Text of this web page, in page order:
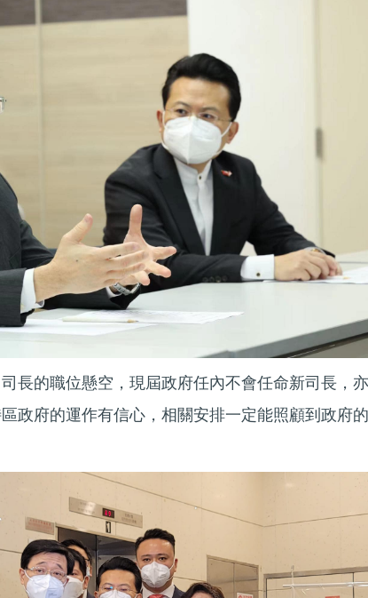
長的職位懸空，現屆政府任內不會任命新司長，亦
政府的運作有信心，相關安排一定能照顧到政府的